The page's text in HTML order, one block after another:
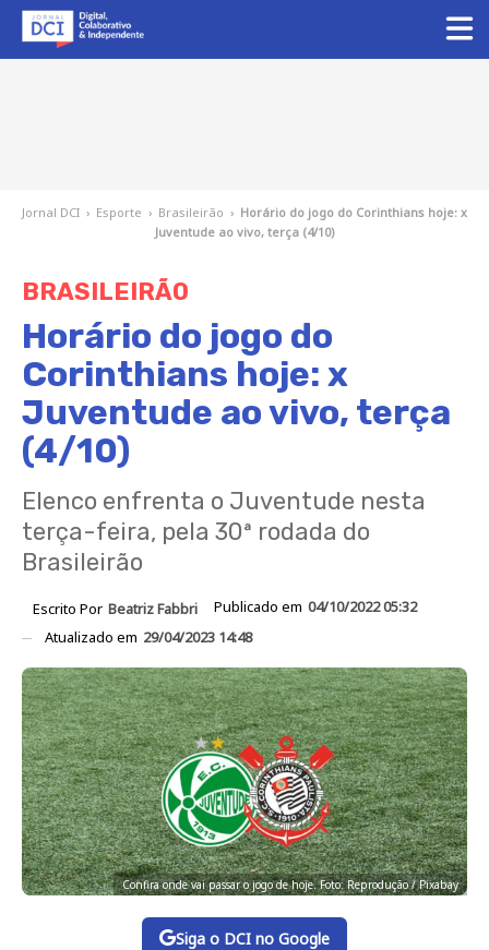
Jornal DCI › Esporte › Brasileirão › Horário do jogo do Corinthians hoje: x
Juventude ao vivo, terça (4/10)
BRASILEIRÃO
Horário do jogo do
Corinthians hoje: x
Juventude ao vivo, terça
(4/10)
Elenco enfrenta o Juventude nesta
terça-feira, pela 30ª rodada do
Brasileirão
Escrito Por Beatriz Fabbri Publicado em 04/10/2022 05:32
Atualizado em 29/04/2023 14:48
Confira onde vai passar o jogo de hoje. Foto: Reprodução / Pixabay
Siga o DCI no Google